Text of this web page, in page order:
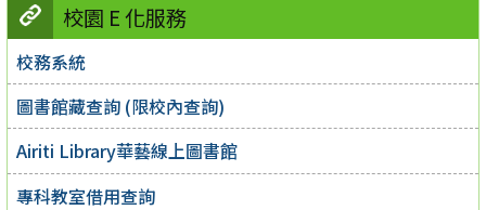
校園 E 化服務
校務系統
圖書館藏查詢 (限校內查詢)
Airiti Library華藝線上圖書館
專科教室借用查詢